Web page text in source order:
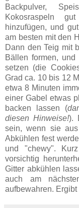
Backpulver,
Kokosraspeln
hinzufügen, und
am besten mit den
Dann den Teig mit
Bällen formen,
setzen (die
Grad ca. 10 bis 12
etwa 8 Minuten
einer Gabel etwas
backen lassen (
diesen Hinweise!).
sein, wenn sie
Abkühlen fest
und "chewy".
vorsichtig
Gitter abkühlen
auch am
aufbewahren.